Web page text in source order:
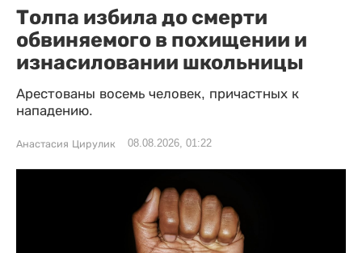
Толпа избила до смерти
обвиняемого в похищении и
изнасиловании школьницы
Арестованы восемь человек, причастных к
нападению.
Анастасия Цирулик 08.08.2026, 01:22